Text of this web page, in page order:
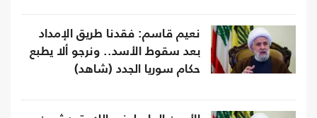
نعيم قاسم: فقدنا طريق الإمداد
بعد سقوط الأسد.. ونرجو ألا يطبع
حكام سوريا الجدد (شاهد)